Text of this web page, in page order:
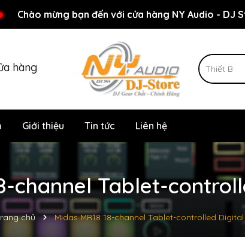
Chào mừng bạn đến với cửa hàng NY Audio - DJ
nhiều ưu đãi và chương trình khuyến mãi đang chờ
hàng
Giới thiệu Tin tức Liên hệ
channel Tablet-
chủ Midas MR18 18-channel Tablet-controlled Digital